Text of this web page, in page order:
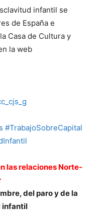
infantil se
de España e
Casa de Cultura y
la web
#TrabajoSobreCapital
las relaciones Norte-
del paro y de la
infantil